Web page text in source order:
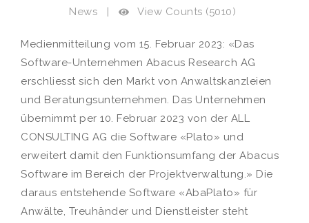
News
| View Counts (5010)
Medienmitteilung vom 15. Februar 2023: «Das
Software-Unternehmen Abacus Research AG
erschliesst sich den Markt von Anwaltskanzleien
und Beratungsunternehmen. Das Unternehmen
übernimmt per 10. Februar 2023 von der ALL
CONSULTING AG die Software «Plato» und
erweitert damit den Funktionsumfang der Abacus
Software im Bereich der Projektverwaltung.» Die
daraus entstehende Software «AbaPlato» für
Anwälte, Treuhänder und Dienstleister steht